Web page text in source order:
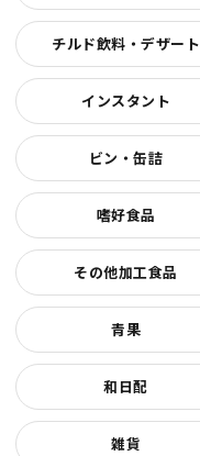
チルド飲料・デザート
インスタント
ビン・缶詰
嗜好食品
その他加工食品
青果
和日配
雑貨